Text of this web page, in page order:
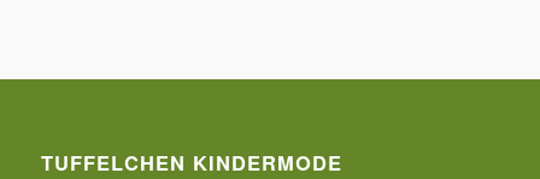
TUFFELCHEN KINDERMODE